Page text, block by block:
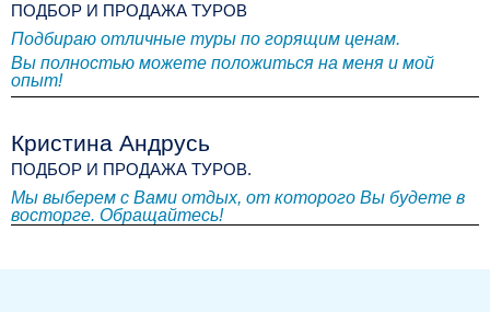
ПОДБОР И ПРОДАЖА ТУРОВ
Подбираю отличные туры по горящим ценам.
Вы полностью можете положиться на меня и мой
опыт!
Кристина Андрусь
ПОДБОР И ПРОДАЖА ТУРОВ.
Мы выберем с Вами отдых, от которого Вы будете в
восторге. Обращайтесь!